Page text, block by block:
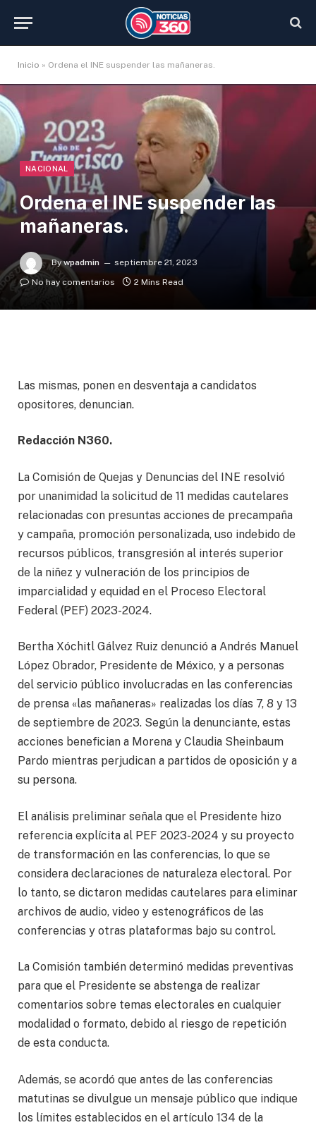
Inicio » Ordena el INE suspender las mañaneras.
NACIONAL
Ordena el INE suspender las
mañaneras.
By wpadmin
septiembre 21, 2023
No hay comentarios
2 Mins Read
Las mismas, ponen en desventaja a candidatos
opositores, denuncian.
Redacción N360.
La Comisión de Quejas y Denuncias del INE resolvió
por unanimidad la solicitud de 11 medidas cautelares
relacionadas con presuntas acciones de precampaña
y campaña, promoción personalizada, uso indebido de
recursos públicos, transgresión al interés superior
de la niñez y vulneración de los principios de
imparcialidad y equidad en el Proceso Electoral
Federal (PEF) 2023-2024.
Bertha Xóchitl Gálvez Ruiz denunció a Andrés Manuel
López Obrador, Presidente de México, y a personas
del servicio público involucradas en las conferencias
de prensa «las mañaneras» realizadas los días 7, 8 y 13
de septiembre de 2023. Según la denunciante, estas
acciones benefician a Morena y Claudia Sheinbaum
Pardo mientras perjudican a partidos de oposición y a
su persona.
El análisis preliminar señala que el Presidente hizo
referencia explícita al PEF 2023-2024 y su proyecto
de transformación en las conferencias, lo que se
considera declaraciones de naturaleza electoral. Por
lo tanto, se dictaron medidas cautelares para eliminar
archivos de audio, video y estenográficos de las
conferencias y otras plataformas bajo su control.
La Comisión también determinó medidas preventivas
para que el Presidente se abstenga de realizar
comentarios sobre temas electorales en cualquier
modalidad o formato, debido al riesgo de repetición
de esta conducta.
Además, se acordó que antes de las conferencias
matutinas se divulgue un mensaje público que indique
los límites establecidos en el artículo 134 de la